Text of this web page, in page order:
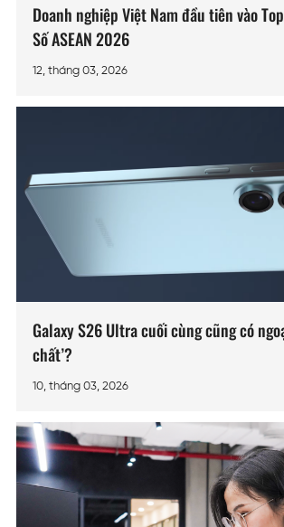
Doanh nghiệp Việt Nam đầu tiên vào
Số ASEAN 2026
12, tháng 03, 2026
Galaxy S26 Ultra cuối cùng cũng có
chất’?
10, tháng 03, 2026